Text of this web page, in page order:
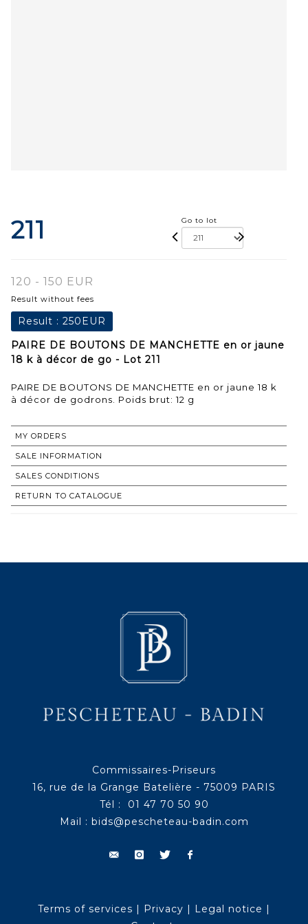
211 Go to lot
120 - 150 EUR
Result without fees
Result : 250EUR
PAIRE DE BOUTONS DE MANCHETTE en or jaune
18 k à décor de go - Lot 211
PAIRE DE BOUTONS DE MANCHETTE en or jaune 18 k
à décor de godrons. Poids brut: 12 g
MY ORDERS
SALE INFORMATION
SALES CONDITIONS
RETURN TO CATALOGUE
Commissaires-Priseurs
16, rue de la Grange Batelière - 75009 PARIS
Tél : 01 47 70 50 90
Mail : bids@pescheteau-badin.com
Terms of services | Privacy | Legal notice |